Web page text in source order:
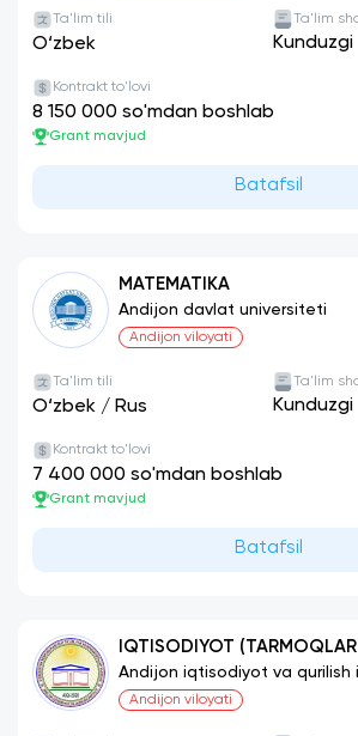
Ta'lim tili
O‘zbek
Ta'lim
Kunduzgi
Kontrakt to'lovi
8 150 000 so'mdan boshlab
Grant mavjud
Batafsil
MATEMATIKA
Andijon davlat universiteti
Andijon viloyati
Ta'lim tili
O‘zbek / Rus
Ta'lim
Kunduzgi
Kontrakt to'lovi
7 400 000 so'mdan boshlab
Grant mavjud
Batafsil
IQTISODIYOT
BO‘YICHA)
Andijon iqtisodiyot va qurilish
Andijon viloyati